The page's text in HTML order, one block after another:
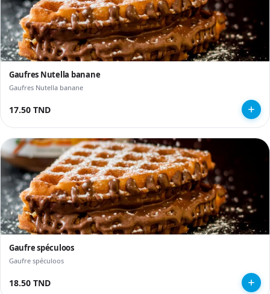
Gaufres Nutella banane
Gaufres Nutella banane
17.50 TND
Gaufre spéculoos
Gaufre spéculoos
18.50 TND